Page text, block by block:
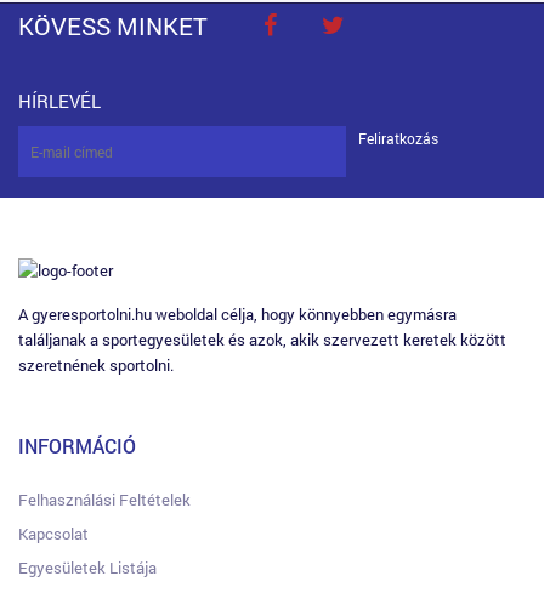
KÖVESS MINKET
HÍRLEVÉL
Feliratkozás
A gyeresportolni.hu weboldal célja, hogy könnyebben egymásra
találjanak a sportegyesületek és azok, akik szervezett keretek között
szeretnének sportolni.
INFORMÁCIÓ
Felhasználási Feltételek
Kapcsolat
Egyesületek Listája